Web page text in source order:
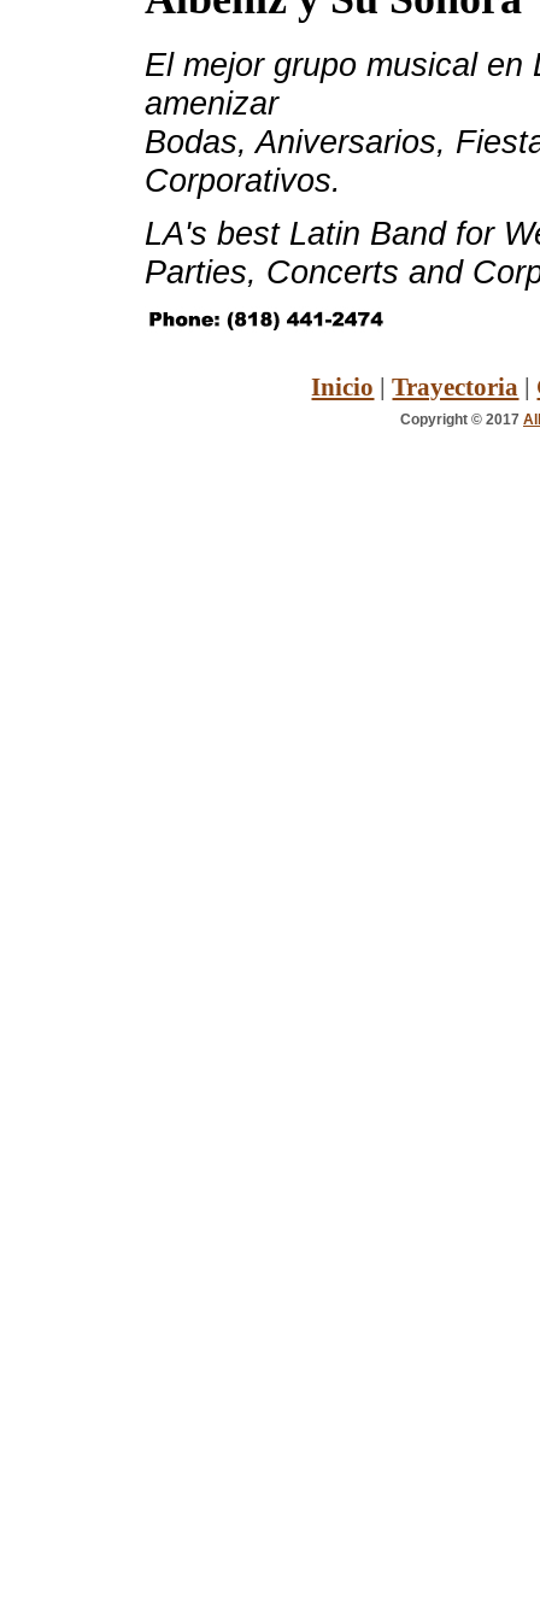
El mejor grupo musical en
amenizar
Bodas, Aniversarios,
Corporativos.
LA's best Latin Band for
Parties, Concerts and
Inicio |Trayectoria |
Copyright © 2017